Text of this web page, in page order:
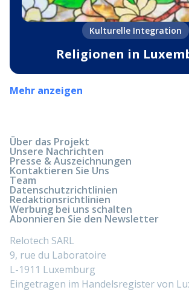
Kulturelle Integration
Religionen in
Mehr anzeigen
Über das Projekt
Unsere Nachrichten
Presse & Auszeichnungen
Kontaktieren Sie Uns
Team
Datenschutzrichtlinien
Redaktionsrichtlinien
Werbung bei uns schalten
Abonnieren Sie den Newsletter
Relotech SARL
9, rue du Laboratoire
L-1911 Luxemburg
Eingetragen im Handelsregister von